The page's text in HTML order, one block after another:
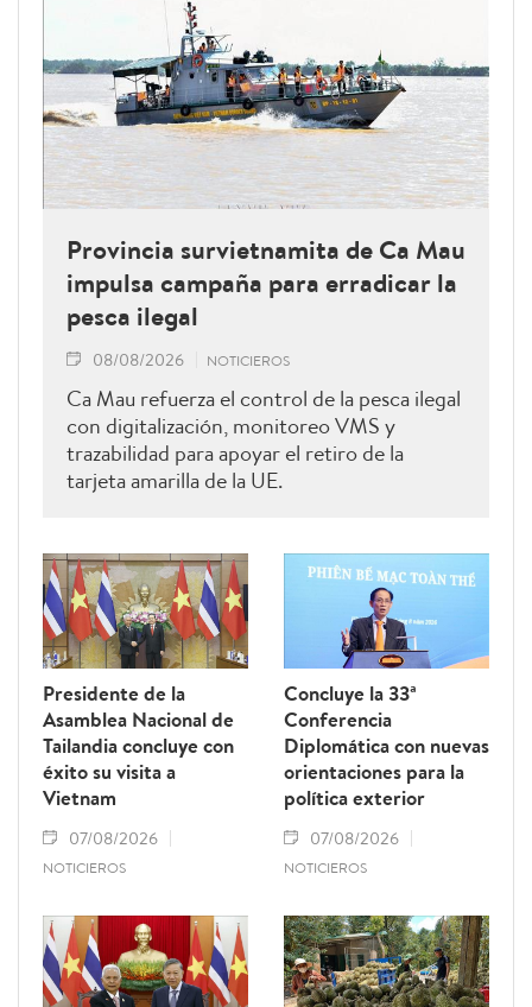
Provincia survietnamita de Ca Mau
impulsa campaña para erradicar la
pesca ilegal
08/08/2026 NOTICIEROS
Ca Mau refuerza el control de la pesca ilegal
con digitalización, monitoreo VMS y
trazabilidad para apoyar el retiro de la
tarjeta amarilla de la UE.
Presidente de la
Asamblea Nacional de
Tailandia concluye con
éxito su visita a
Vietnam
07/08/2026
NOTICIEROS
Concluye la 33ª
Conferencia
Diplomática con nuevas
orientaciones para la
política exterior
07/08/2026
NOTICIEROS